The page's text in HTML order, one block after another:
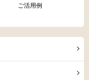
ご活用例